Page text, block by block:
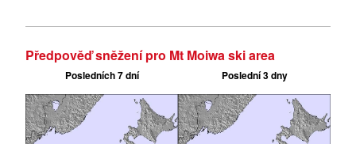
Předpověď sněžení pro Mt Moiwa ski area
Posledních 7 dní Poslední 3 dny